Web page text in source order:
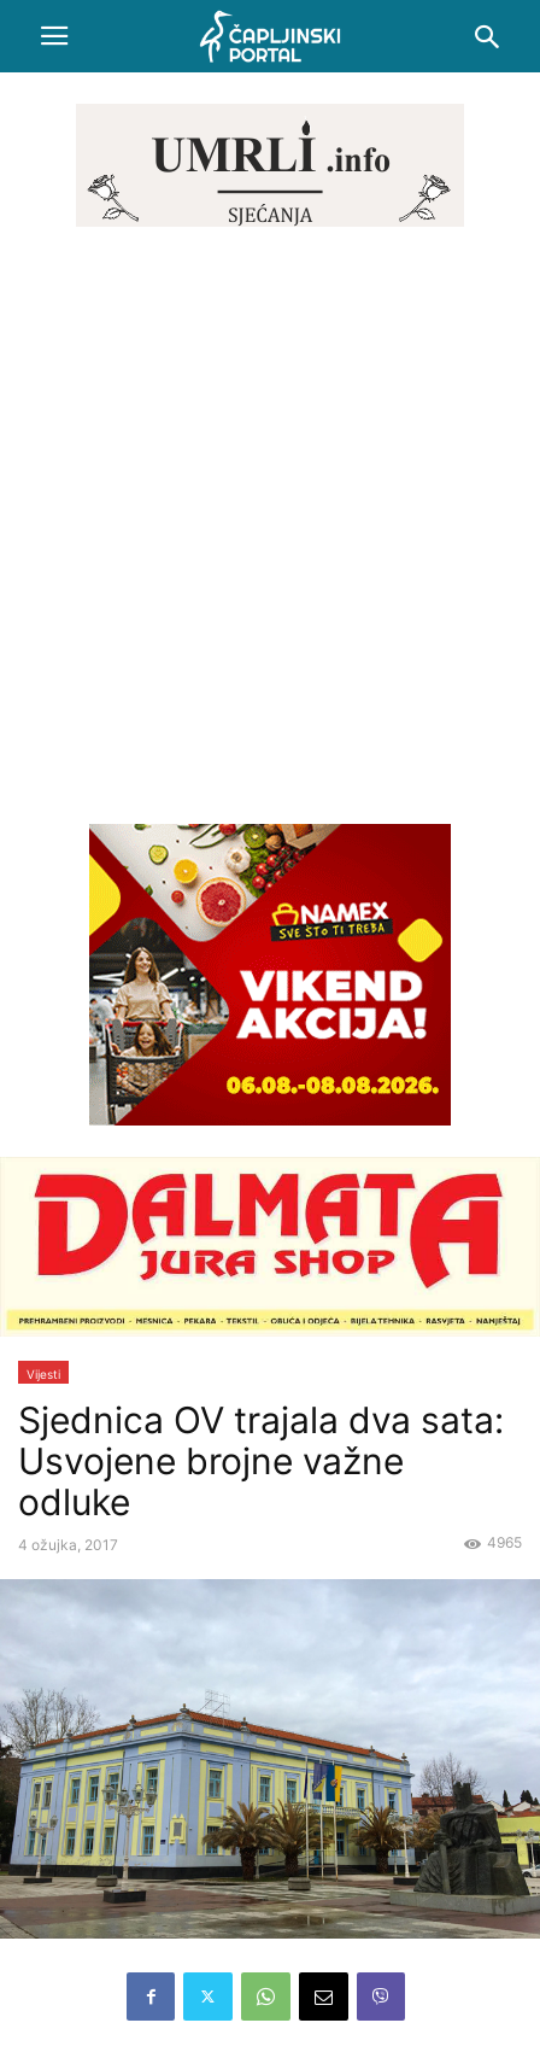
Vijesti
Sjednica OV trajala dva sata:
Usvojene brojne važne
odluke
4 ožujka, 2017 4965